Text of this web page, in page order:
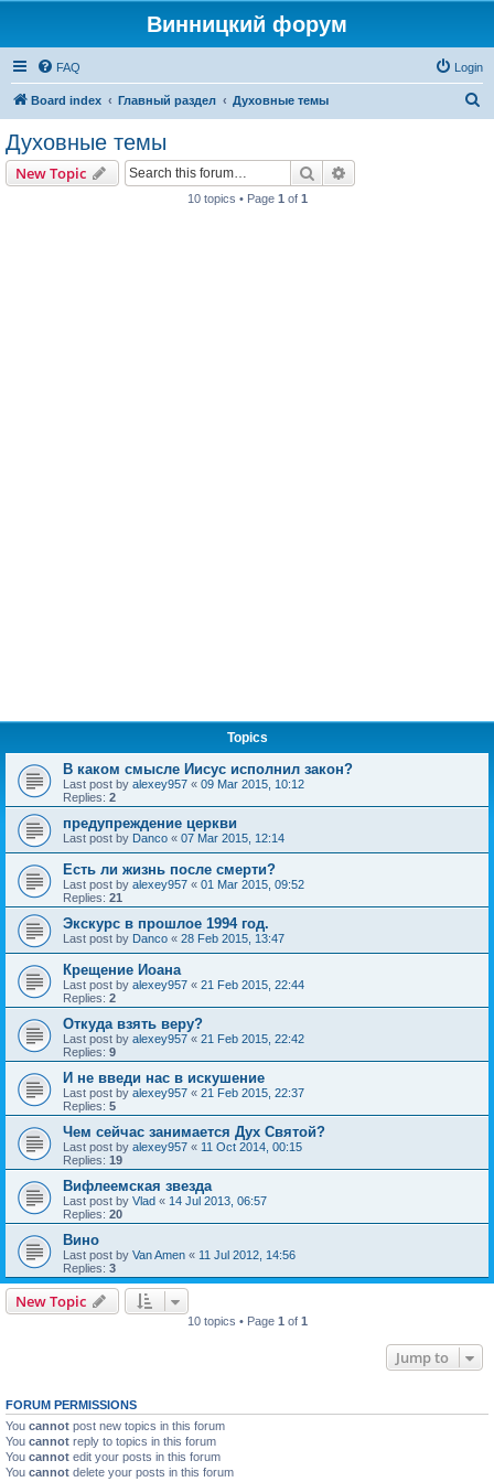
Винницкий форум
FAQ Login
Board index Главный раздел Духовные темы
Духовные темы
New Topic Search
10 topics • Page 1 of 1
Topics
В каком смысле Иисус исполнил закон?
Last post by alexey957 « 09 Mar 2015, 10:12
Replies: 2
предупреждение церкви
Last post by Danco « 07 Mar 2015, 12:14
Есть ли жизнь после смерти?
Last post by alexey957 « 01 Mar 2015, 09:52
Replies: 21
Экскурс в прошлое 1994 год.
Last post by Danco « 28 Feb 2015, 13:47
Крещение Иоана
Last post by alexey957 « 21 Feb 2015, 22:44
Replies: 2
Откуда взять веру?
Last post by alexey957 « 21 Feb 2015, 22:42
Replies: 9
И не введи нас в искушение
Last post by alexey957 « 21 Feb 2015, 22:37
Replies: 5
Чем сейчас занимается Дух Святой?
Last post by alexey957 « 11 Oct 2014, 00:15
Replies: 19
Вифлеемская звезда
Last post by Vlad « 14 Jul 2013, 06:57
Replies: 20
Вино
Last post by Van Amen « 11 Jul 2012, 14:56
Replies: 3
New Topic
10 topics • Page 1 of 1
Jump to
FORUM PERMISSIONS
You cannot post new topics in this forum
You cannot reply to topics in this forum
You cannot edit your posts in this forum
You cannot delete your posts in this forum